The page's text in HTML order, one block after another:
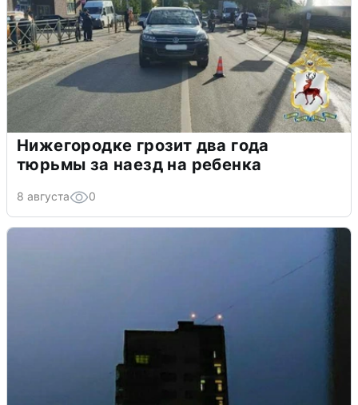
Нижегородке грозит два года
тюрьмы за наезд на ребенка
8 августа 0